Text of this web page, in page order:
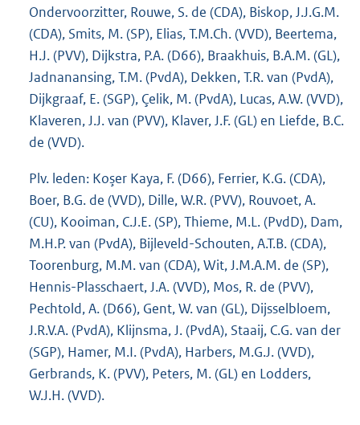
Ondervoorzitter, Rouwe, S. de (CDA), Biskop, J.J.G.M.
(CDA), Smits, M. (SP), Elias, T.M.Ch. (VVD), Beertema,
H.J. (PVV), Dijkstra, P.A. (D66), Braakhuis, B.A.M. (GL),
Jadnanansing, T.M. (PvdA), Dekken, T.R. van (PvdA),
Dijkgraaf, E. (SGP), Çelik, M. (PvdA), Lucas, A.W. (VVD),
Klaveren, J.J. van (PVV), Klaver, J.F. (GL) en Liefde, B.C.
de (VVD).
Plv. leden: Koşer Kaya, F. (D66), Ferrier, K.G. (CDA),
Boer, B.G. de (VVD), Dille, W.R. (PVV), Rouvoet, A.
(CU), Kooiman, C.J.E. (SP), Thieme, M.L. (PvdD), Dam,
M.H.P. van (PvdA), Bijleveld-Schouten, A.T.B. (CDA),
Toorenburg, M.M. van (CDA), Wit, J.M.A.M. de (SP),
Hennis-Plasschaert, J.A. (VVD), Mos, R. de (PVV),
Pechtold, A. (D66), Gent, W. van (GL), Dijsselbloem,
J.R.V.A. (PvdA), Klijnsma, J. (PvdA), Staaij, C.G. van der
(SGP), Hamer, M.I. (PvdA), Harbers, M.G.J. (VVD),
Gerbrands, K. (PVV), Peters, M. (GL) en Lodders,
W.J.H. (VVD).